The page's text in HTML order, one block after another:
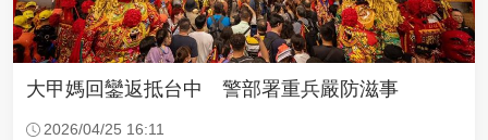
大甲媽回鑾返抵台中 警部署重兵嚴防滋事
2026/04/25 16:11